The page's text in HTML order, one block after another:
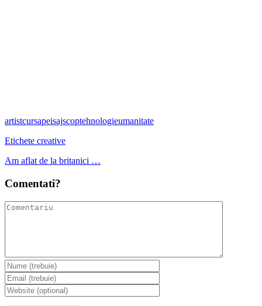
artistcursapeisajscoptehnologieumanitate
Etichete creative
Am aflat de la britanici …
Comentati?